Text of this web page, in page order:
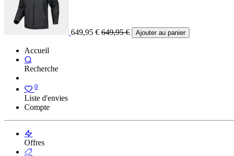
649,95 € 649,95€ Ajouter au panier
Accueil
Recherche
0
Liste d'envies
Compte
Offres